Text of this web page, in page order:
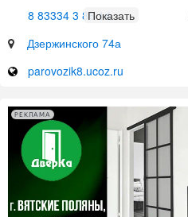
8 83334 3 86 14
Дзержинского 74а
parovozik8.ucoz.ru
РЕКЛАМА